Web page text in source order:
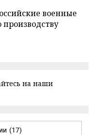
военные
на наши
(17)